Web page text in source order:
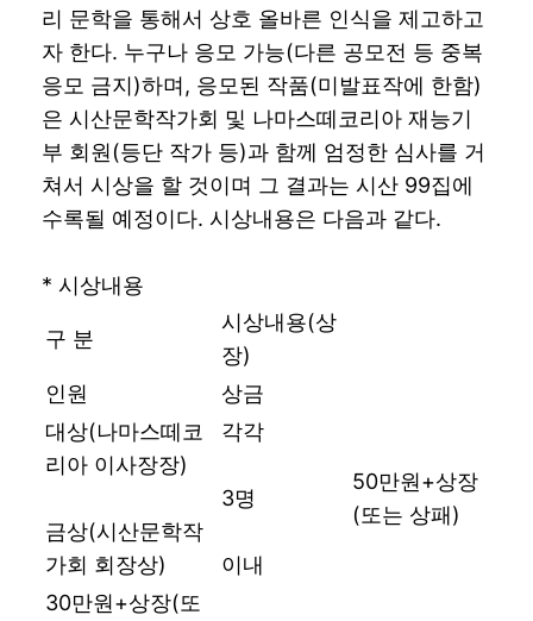
리 문학을 통해서 상호 올바른 인식을 제고하고
자 한다. 누구나 응모 가능(다른 공모전 등 중복
응모 금지)하며, 응모된 작품(미발표작에 한함)
은 시산문학작가회 및 나마스떼코리아 재능기
부 회원(등단 작가 등)과 함께 엄정한 심사를 거
쳐서 시상을 할 것이며 그 결과는 시산 99집에
수록될 예정이다. 시상내용은 다음과 같다.
* 시상내용
구 분
시상내용(상
장)
인원
상금
대상(나마스떼코
리아 이사장장)
금상(시산문학작
가회 회장상)
각각
3명
이내
50만원+상장
(또는 상패)
30만원+상장(또